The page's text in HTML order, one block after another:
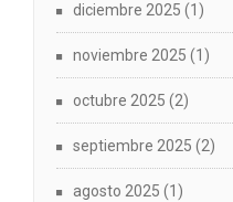
diciembre 2025 (1)
noviembre 2025 (1)
octubre 2025 (2)
septiembre 2025 (2)
agosto 2025 (1)